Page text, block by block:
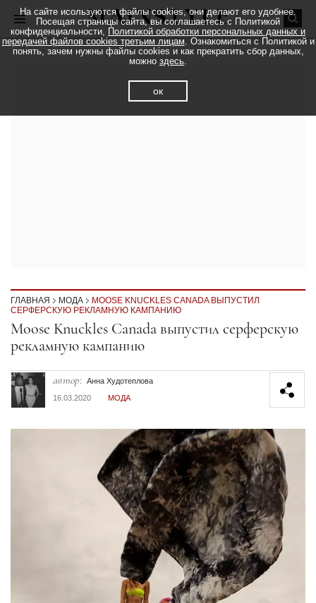
ГЛАВНАЯ МОДА
MOOSE KNUCKLES CANADA ВЫПУСТИЛ
СЕРФЕРСКУЮ РЕКЛАМНУЮ КАМПАНИЮ
Секция статей
Moose Knuckles Canada выпустил серферскую
рекламную кампанию
автор: Анна Худотеплова
16.03.2020
МОДА
На сайте исользуются файлы cookies, они делают его удобнее.
Посещая страницы сайта, вы соглашаетесь с Политикой
конфиденциальности, Политикой обработки персональных данных и
передачей файлов cookies третьим лицам. Ознакомиться с Политикой и
понять, зачем нужны файлы cookies и как прекратить сбор данных,
можно здесь.
ок